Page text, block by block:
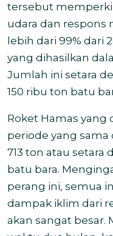
tersebut
udara dan respons
lebih dari 99% dari
yang dihasilkan
Jumlah ini setara
150 ribu ton batu
Roket Hamas yang
periode yang
713 ton atau setara
batu bara.
perang ini, semua
dampak iklim dari
akan sangat besar.